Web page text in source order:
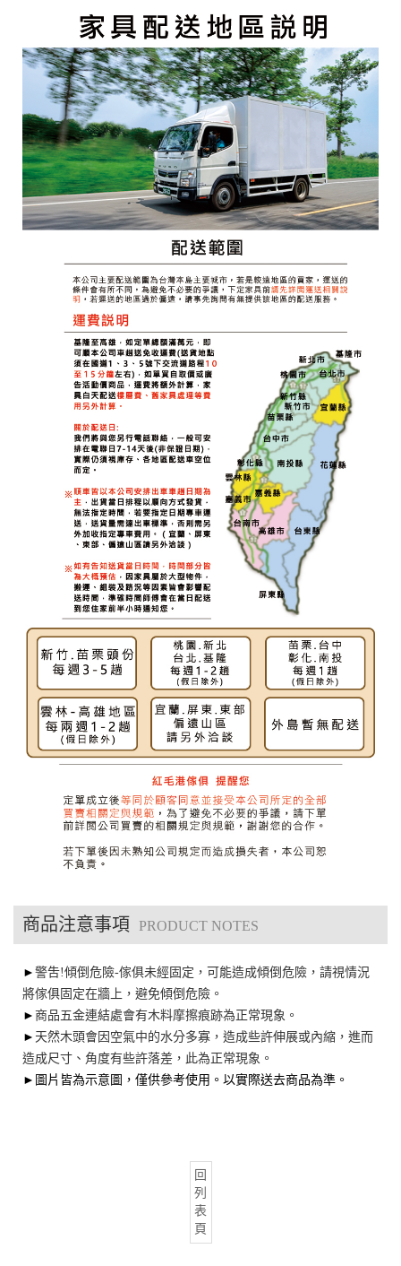
商品注意事項 PRODUCT NOTES
► 警吿!傾倒危險-傢俱未經固定，可能造成傾倒危險，請視情況
將傢俱固定在牆上，避免傾倒危險。
► 商品五金連結處會有木料摩擦痕跡為正常現象。
► 天然木頭會因空氣中的水分多寡，造成些許伸展或內縮，進而
造成尺寸、角度有些許落差，此為正常現象。
►圖片皆為示意圖，僅供參考使用。以實際送去商品為準。
回
列
表
頁